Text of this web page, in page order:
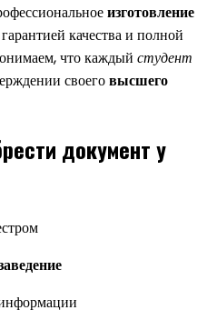
изготовление
качества и полной
что каждый студент
своеговысшего
документ у